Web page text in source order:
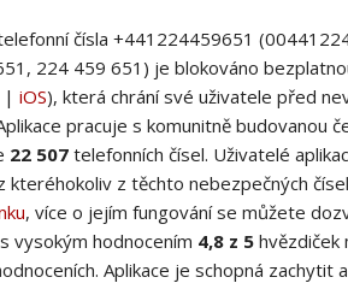
čísla +441224459651
224 459 651) je blokováno
| iOS), která chrání své uživatele před
pracuje s komunitně budovanou
22 507 telefonních čísel. Uživatelé
kteréhokoliv z těchto nebezpečných
, více o jejím fungování se můžete
vysokým hodnocením 4,8 z 5 hvězdiček
Aplikace je schopná zachytit